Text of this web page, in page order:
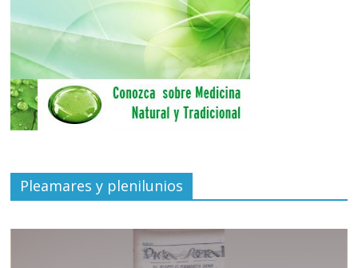
Pleamares y plenilunios